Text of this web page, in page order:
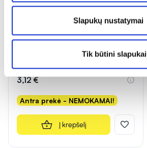
Slapukų nustatymai
Tik būtini slapukai
1+1
VIVAVIT maisto papildas
VITAMINAS D3 400 TV, 10 ml
3,12 €
Antra prekė - NEMOKAMAI!
Į krepšelį